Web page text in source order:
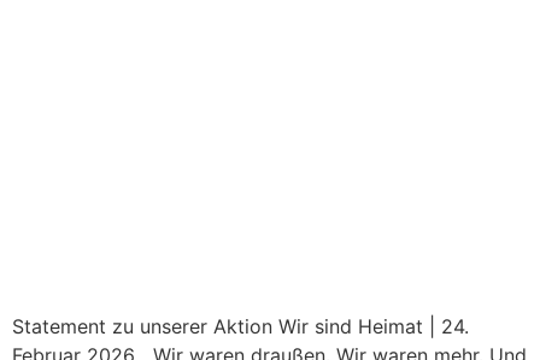
Statement zu unserer Aktion Wir sind Heimat | 24.
Februar 2026 Wir waren draußen. Wir waren mehr. Und